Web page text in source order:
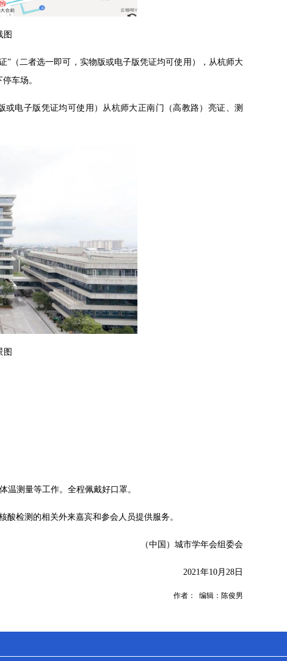
图
”（二者选一即可，实物版或电子版凭证均可使用），从杭师大
车场。
电子版凭证均可使用）从杭师大正南门（高教路）亮证、测
图
温测量等工作。全程佩戴好口罩。
检测的相关外来嘉宾和参会人员提供服务。
（中国）城市学年会组委会
2021年10月28日
作者： 编辑：陈俊男